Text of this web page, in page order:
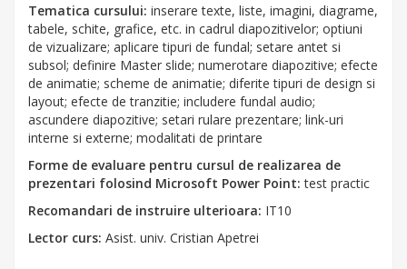
Tematica cursului: inserare texte, liste, imagini, diagrame,
tabele, schite, grafice, etc. in cadrul diapozitivelor; optiuni
de vizualizare; aplicare tipuri de fundal; setare antet si
subsol; definire Master slide; numerotare diapozitive; efecte
de animatie; scheme de animatie; diferite tipuri de design si
layout; efecte de tranzitie; includere fundal audio;
ascundere diapozitive; setari rulare prezentare; link-uri
interne si externe; modalitati de printare
Forme de evaluare pentru cursul de realizarea de
prezentari folosind Microsoft Power Point:test practic
Recomandari de instruire ulterioara: IT10
Lector curs: Asist. univ. Cristian Apetrei